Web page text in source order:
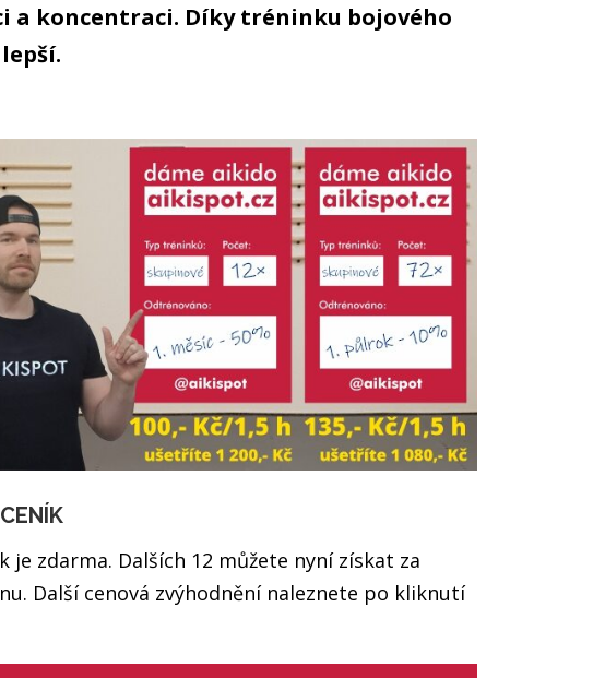
a koncentraci. Díky tréninku bojového
je zdarma. Dalších 12 můžete nyní získat za
Další cenová zvýhodnění naleznete po kliknutí